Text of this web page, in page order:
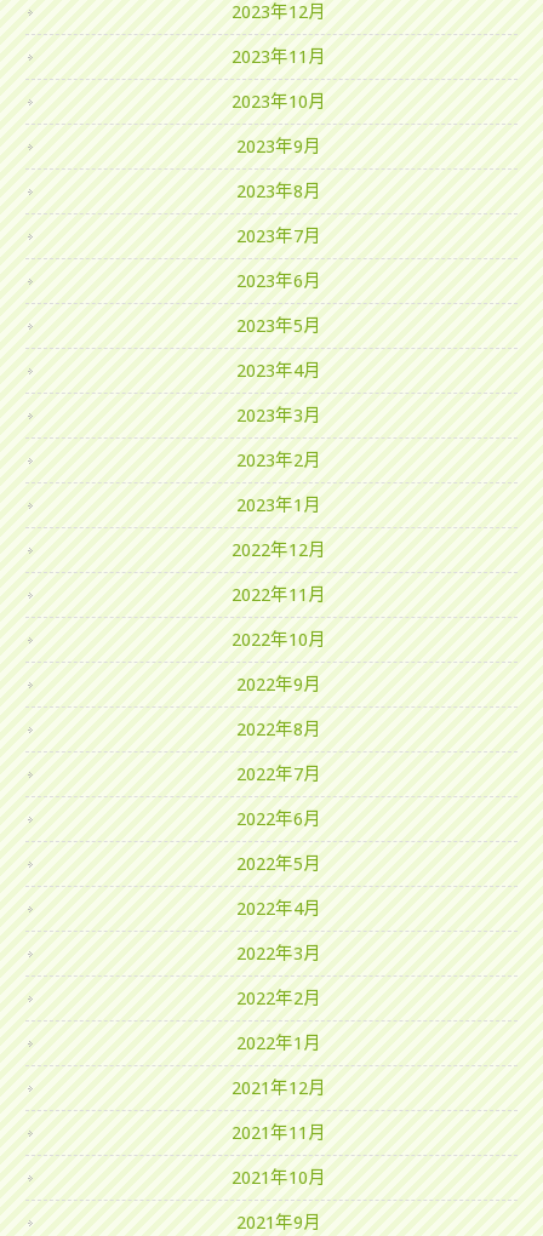
2023年12月
2023年11月
2023年10月
2023年9月
2023年8月
2023年7月
2023年6月
2023年5月
2023年4月
2023年3月
2023年2月
2023年1月
2022年12月
2022年11月
2022年10月
2022年9月
2022年8月
2022年7月
2022年6月
2022年5月
2022年4月
2022年3月
2022年2月
2022年1月
2021年12月
2021年11月
2021年10月
2021年9月